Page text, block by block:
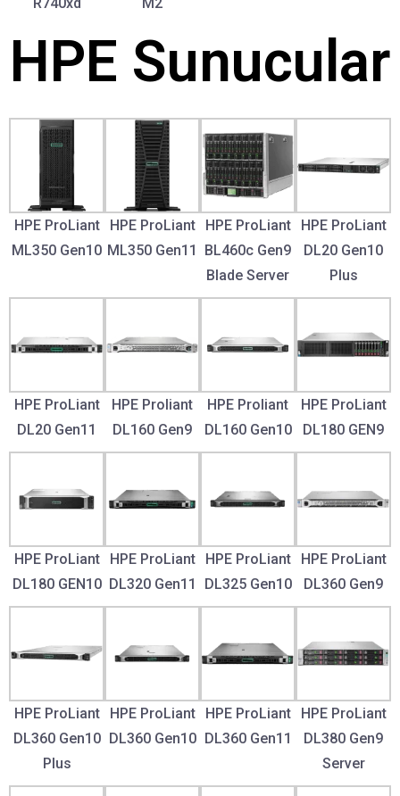
HPE Sunucular
HPE ProLiant
ML350 Gen10
HPE ProLiant
ML350 Gen11
HPE ProLiant
BL460c Gen9
Blade Server
HPE ProLiant
DL20 Gen10
Plus
HPE ProLiant
DL20 Gen11
HPE Proliant
DL160 Gen9
HPE Proliant
DL160 Gen10
HPE ProLiant
DL180 GEN9
HPE ProLiant
DL180 GEN10
HPE ProLiant
DL320 Gen11
HPE ProLiant
DL325 Gen10
HPE ProLiant
DL360 Gen9
HPE ProLiant
DL360 Gen10
Plus
HPE ProLiant
DL360 Gen10
HPE ProLiant
DL360 Gen11
HPE ProLiant
DL380 Gen9
Server